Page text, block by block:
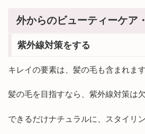
外からのビューティーケア
紫外線対策をする
キレイの要素は、髪の毛も含まれま
髪の毛を目指すなら、紫外線対策は
できるだけナチュラルに、スタイリ